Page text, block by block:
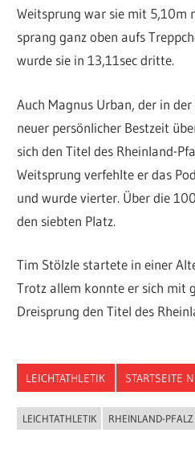
Weitsprung war sie mit 5,10m
sprang ganz oben aufs
wurde sie in 13,11sec dritte.
Auch Magnus Urban, der in
neuer persönlicher Bestzeit
sich den Titel des Rheinland-
Weitsprung verfehlte er das
und wurde vierter. Über die
den siebten Platz.
Tim Stölzle startete in einer
Trotz allem konnte er sich mit
Dreisprung den Titel des
LEICHTATHLETIK STARTSEITE
LEICHTATHLETIK RHEINLAND-PFALZ